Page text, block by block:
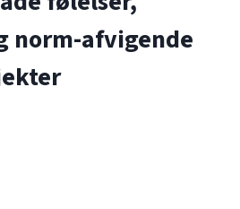
norm-afvigende